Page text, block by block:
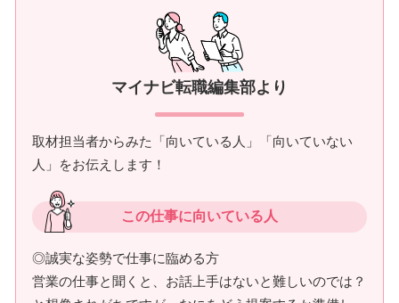
マイナビ転職編集部より
取材担当者からみた「向いている人」「向いていない
人」をお伝えします！
この仕事に向いている人
◎誠実な姿勢で仕事に臨める方
営業の仕事と聞くと、お話上手はないと難しいのでは？